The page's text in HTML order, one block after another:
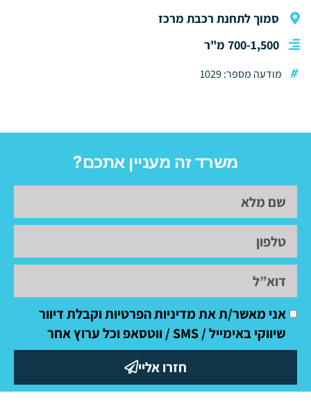
סמוך לתחנת רכבת מרכז
700-1,500 מ"ר
# מודעה מספר: 1029
משרד זה מעניין אתכם?
אני מאשר/ת את מדיניות הפרטיות וקבלת דיוור
שיווקי באימייל / SMS / ווטסאפ וכל ערוץ אחר
חזרו אליי